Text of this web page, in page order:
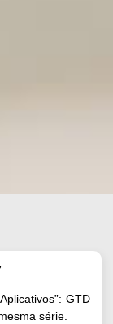
GTD
série.